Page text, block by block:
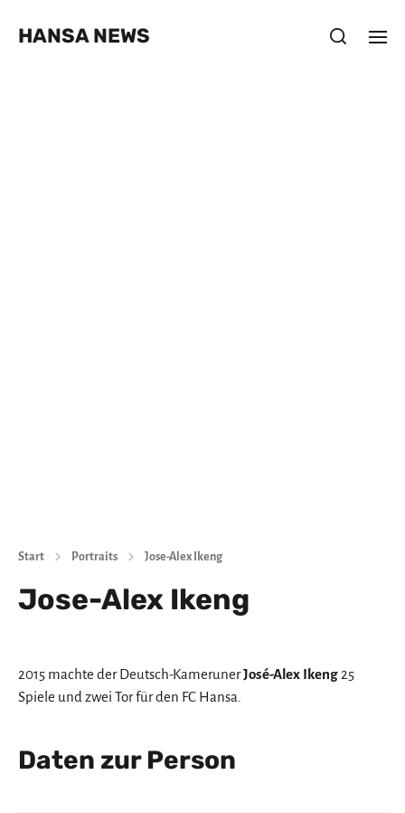
HANSA NEWS
Start Portraits Jose-Alex Ikeng
Jose-Alex Ikeng
2015 machte der Deutsch-KamerunerJosé-Alex Ikeng 25
Spiele und zwei Tor für den FC Hansa.
Daten zur Person